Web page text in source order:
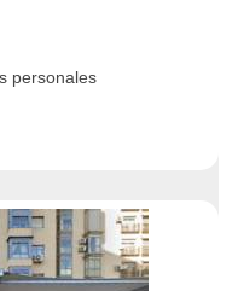
personales